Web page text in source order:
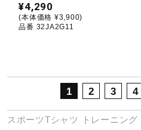
¥4,290
(本体価格 ¥3,900)
品番 32JA2G11
1 2 3 4
スポーツTシャツ トレーニング